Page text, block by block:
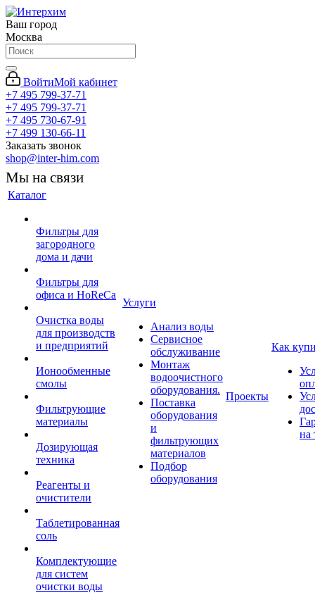
Ваш город
Москва
ВойтиМой кабинет
+7 495 799-37-71
+7 495 799-37-71
+7 495 730-67-91
+7 499 130-66-11
Заказать звонок
shop@inter-him.com
Мы на связи
Каталог
Фильтры для
загородного
дома и дачи
Фильтры для
офиса и HoReCa
Очистка воды
для производств
и предприятий
Ионообменные
смолы
Фильтрующие
материалы
Дозирующая
техника
Реагенты и
очистители
Таблетированная
соль
Комплектующие
для систем
очистки воды
Услуги
Анализ воды
Сервисное
обслуживание
Монтаж
водоочистного
оборудования.
Поставка
оборудования
и
фильтрующих
материалов
Подбор
оборудования
Проекты
Как
на